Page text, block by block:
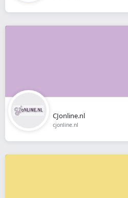
CJonline.nl
cjonline.nl